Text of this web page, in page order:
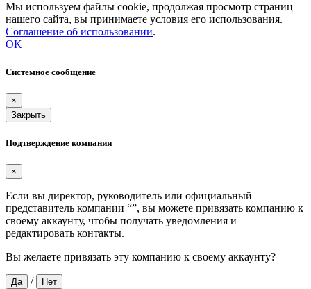
Мы используем файлы cookie, продолжая просмотр страниц
нашего сайта, вы принимаете условия его использования.
Соглашение об использовании.
OK
Системное сообщение
×
Закрыть
Подтверждение компании
×
Если вы директор, руководитель или официальный
представитель компании “”, вы можете привязать компанию к
своему аккаунту, чтобы получать уведомления и
редактировать контакты.
Вы желаете привязать эту компанию к своему аккаунту?
Да / Нет